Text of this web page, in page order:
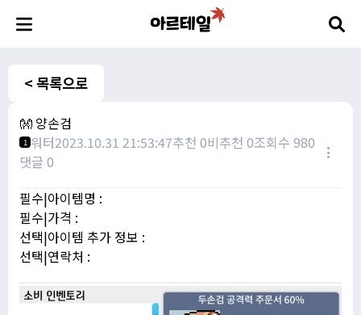
< 목록으로
👐 양손검
1 워터2023.10.31 21:53:47추천 0비추천 0조회수 980
댓글 0
필수|아이템명 :
필수|가격 :
선택|아이템 추가 정보 :
선택|연락처 :